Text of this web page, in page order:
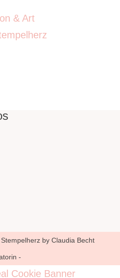
& Art
by Claudia Becht
-
Cookie Banner